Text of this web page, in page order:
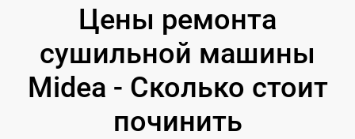
Цены ремонта
сушильной машины
Midea - Сколько стоит
починить